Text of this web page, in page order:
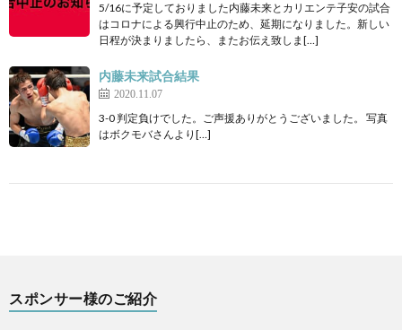
5/16に予定しておりました内藤未来とカリエンテ子安の試合
はコロナによる興行中止のため、延期になりました。新しい
日程が決まりましたら、またお伝え致しま[…]
内藤未来試合結果
2020.11.07
3-0 判定負けでした。ご声援ありがとうございました。 写真
はボクモバさんより[…]
スポンサー様のご紹介